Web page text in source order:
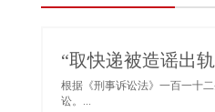
“取快递被造谣出
根据《刑事诉讼法》一百一十
讼。...